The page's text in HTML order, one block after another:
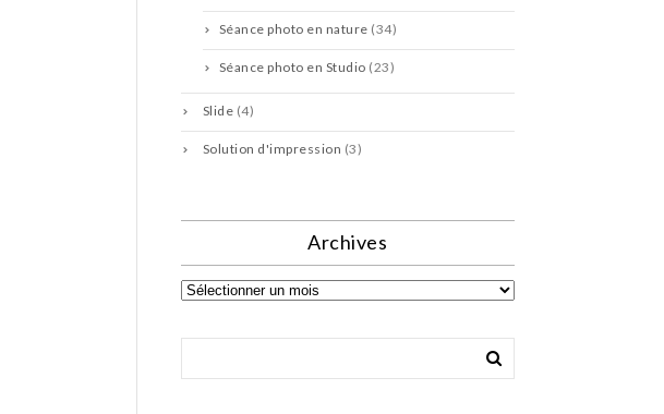
Séance photo en nature (34)
Séance photo en Studio (23)
Slide (4)
Solution d'impression (3)
Archives
Archives